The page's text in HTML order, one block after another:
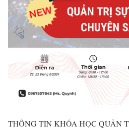
THÔNG TIN KHÓA HỌC QUẢN